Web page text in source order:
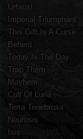
Urfaust
Imperial Triumphant
This Gift Is A Curse
Beherit
Today Is The Day
Trap Them
Mayhem
Cult Of Luna
Terra Tenebrosa
Neurosis
Isis